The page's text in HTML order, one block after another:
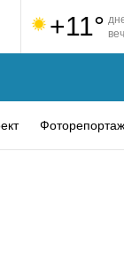
+11°
Фоторепортаж